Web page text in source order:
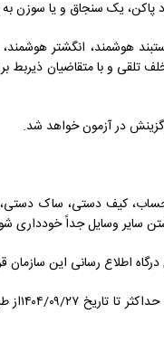
هوشمند، انگشتر
تلقی و با متقاضیان
کیف دستی، ساک دستی،
سایر وسایل جداً خودداری